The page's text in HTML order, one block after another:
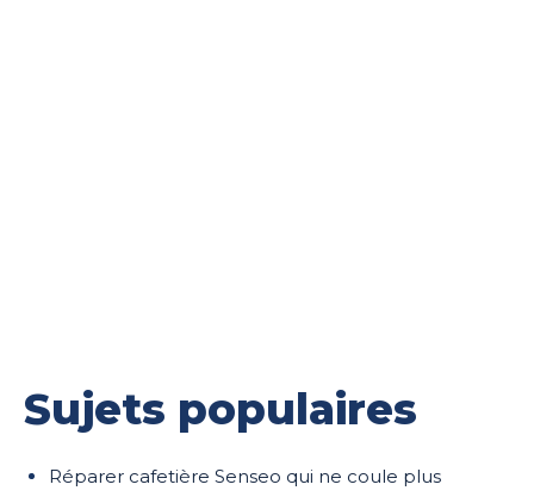
Sujets populaires
Réparer cafetière Senseo qui ne coule plus